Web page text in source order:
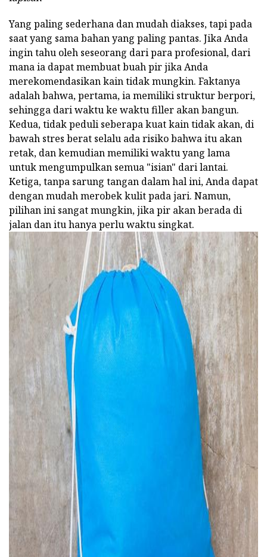
Yang paling sederhana dan mudah diakses, tapi pada
saat yang sama bahan yang paling pantas. Jika Anda
ingin tahu oleh seseorang dari para profesional, dari
mana ia dapat membuat buah pir jika Anda
merekomendasikan kain tidak mungkin. Faktanya
adalah bahwa, pertama, ia memiliki struktur berpori,
sehingga dari waktu ke waktu filler akan bangun.
Kedua, tidak peduli seberapa kuat kain tidak akan, di
bawah stres berat selalu ada risiko bahwa itu akan
retak, dan kemudian memiliki waktu yang lama
untuk mengumpulkan semua "isian" dari lantai.
Ketiga, tanpa sarung tangan dalam hal ini, Anda dapat
dengan mudah merobek kulit pada jari. Namun,
pilihan ini sangat mungkin, jika pir akan berada di
jalan dan itu hanya perlu waktu singkat.